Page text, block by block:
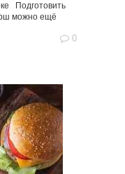
Подготовить
можно ещё
0